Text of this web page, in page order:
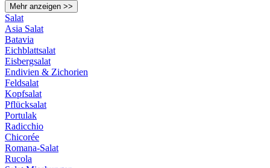
Mehr anzeigen >>
Salat
Asia Salat
Batavia
Eichblattsalat
Eisbergsalat
Endivien & Zichorien
Feldsalat
Kopfsalat
Pflücksalat
Portulak
Radicchio
Chicorée
Romana-Salat
Rucola